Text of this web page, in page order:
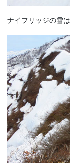
ナイフリッジの雪